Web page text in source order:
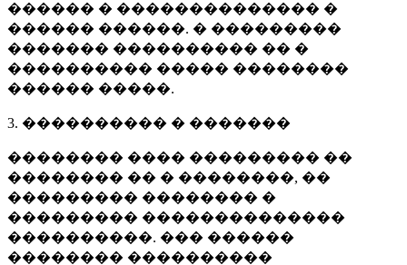
������ � �������������� �
������ ������. � ���������
������� ���������� �� �
���������� ����� ��������
������ �����.
3. ���������� � �������
�������� ���� ��������� ��
�������� �� � ��������, ��
��������� �������� �
��������� ��������������
����������. ��� ������
�������� ����������